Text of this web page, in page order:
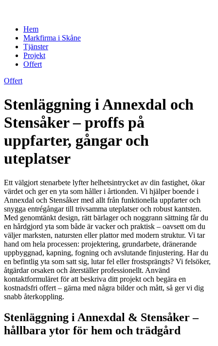
Hem
Markfirma i Skåne
Tjänster
Projekt
Offert
Offert
Stenläggning i Annexdal och
Stensåker – proffs på
uppfarter, gångar och
uteplatser
Ett välgjort stenarbete lyfter helhetsintrycket av din fastighet, ökar
värdet och ger en yta som håller i årtionden. Vi hjälper boende i
Annexdal och Stensåker med allt från funktionella uppfarter och
snygga entrégångar till trivsamma uteplatser och robust kantsten.
Med genomtänkt design, rätt bärlager och noggrann sättning får du
en hårdgjord yta som både är vacker och praktisk – oavsett om du
väljer marksten, natursten eller plattor med modern struktur. Vi tar
hand om hela processen: projektering, grundarbete, dränerande
uppbyggnad, kapning, fogning och avslutande finjustering. Har du
en befintlig yta som satt sig, lutar fel eller frostsprängts? Vi felsöker,
åtgärdar orsaken och återställer professionellt. Använd
kontaktformuläret för att beskriva ditt projekt och begära en
kostnadsfri offert – gärna med några bilder och mått, så ger vi dig
snabb återkoppling.
Stenläggning i Annexdal & Stensåker –
hållbara ytor för hem och trädgård